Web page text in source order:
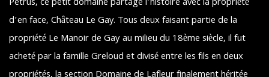
d’en face, Château Le Gay. Tous deux faisant partie de la
propriété Le Manoir de Gay au milieu du 18ème siècle, il fut
acheté par la famille Greloud et divisé entre les fils en deux